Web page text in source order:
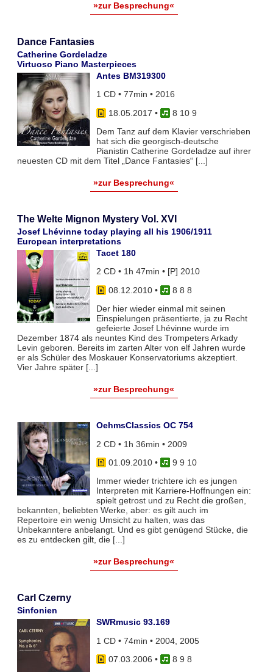
»zur Besprechung«
Dance Fantasies
Catherine Gordeladze
Virtuoso Piano Masterpieces
Antes BM319300
1 CD • 77min • 2016
18.05.2017 •
8 10 9
Dem Tanz auf dem Klavier verschrieben
hat sich die georgisch-deutsche
Pianistin Catherine Gordeladze auf ihrer
neuesten CD mit dem Titel „Dance Fantasies“ [...]
»zur Besprechung«
The Welte Mignon Mystery Vol. XVI
Josef Lhévinne today playing all his 1906/1911
European interpretations
Tacet 180
2 CD • 1h 47min • [P] 2010
08.12.2010•
8 8 8
Der hier wieder einmal mit seinen
Einspielungen präsentierte, ja zu Recht
gefeierte Josef Lhévinne wurde im
Dezember 1874 als neuntes Kind des Trompeters Arkady
Levin geboren. Bereits im zarten Alter von elf Jahren wurde
er als Schüler des Moskauer Konservatoriums akzeptiert.
Vier Jahre später [...]
»zur Besprechung«
OehmsClassics OC 754
2 CD • 1h 36min • 2009
01.09.2010•
9 9 10
Immer wieder trichtere ich es jungen
Interpreten mit Karriere-Hoffnungen ein:
spielt getrost und zu Recht die großen,
bekannten, beliebten Werke, aber: es gilt auch im
Repertoire ein wenig Umsicht zu halten, was das
Unbekanntere anbelangt. Und es gibt genügend Stücke, die
es zu entdecken gilt, die [...]
»zur Besprechung«
Carl Czerny
Sinfonien
SWRmusic 93.169
1 CD • 74min • 2004, 2005
07.03.2006 •
8 9 8